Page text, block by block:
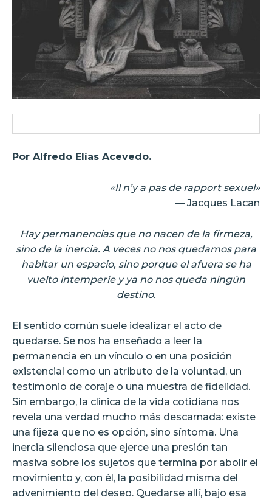
Por Alfredo Elías Acevedo.
«Il n’y a pas de rapport sexuel»
— Jacques Lacan
Hay permanencias que no nacen de la firmeza,
sino de la inercia. A veces no nos quedamos para
habitar un espacio, sino porque el afuera se ha
vuelto intemperie y ya no nos queda ningún
destino.
El sentido común suele idealizar el acto de
quedarse. Se nos ha enseñado a leer la
permanencia en un vínculo o en una posición
existencial como un atributo de la voluntad, un
testimonio de coraje o una muestra de fidelidad.
Sin embargo, la clínica de la vida cotidiana nos
revela una verdad mucho más descarnada: existe
una fijeza que no es opción, sino síntoma. Una
inercia silenciosa que ejerce una presión tan
masiva sobre los sujetos que termina por abolir el
movimiento y, con él, la posibilidad misma del
advenimiento del deseo. Quedarse allí, bajo esa